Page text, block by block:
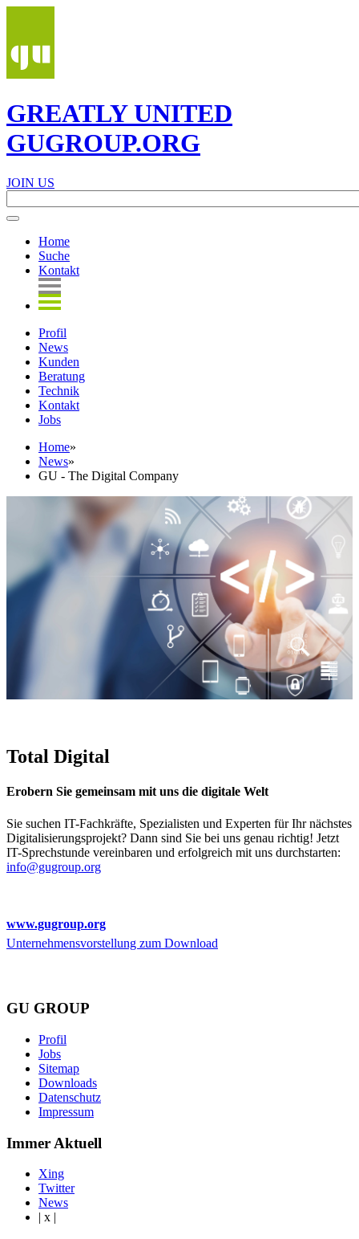
GREATLY UNITED
GUGROUP.ORG
JOIN US
Home
Suche
Kontakt
Profil
News
Kunden
Beratung
Technik
Kontakt
Jobs
Home»
News»
GU - The Digital Company
Total Digital
Erobern Sie gemeinsam mit uns die digitale Welt
Sie suchen IT-Fachkräfte, Spezialisten und Experten für Ihr nächstes
Digitalisierungsprojekt? Dann sind Sie bei uns genau richtig! Jetzt
IT-Sprechstunde vereinbaren und erfolgreich mit uns durchstarten:
info@gugroup.org
www.gugroup.org
Unternehmensvorstellung zum Download
GU GROUP
Profil
Jobs
Sitemap
Downloads
Datenschutz
Impressum
Immer Aktuell
Xing
Twitter
News
| x |